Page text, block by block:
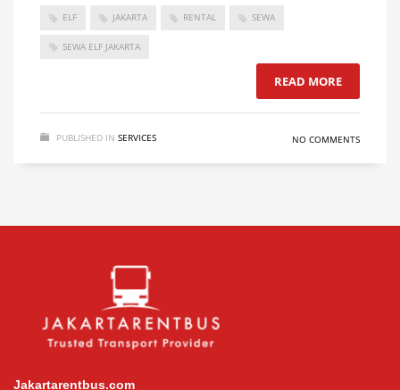
ELF JAKARTA RENTAL SEWA
SEWA ELF JAKARTA
READ MORE
PUBLISHED IN SERVICES NO COMMENTS
Jakartarentbus.com